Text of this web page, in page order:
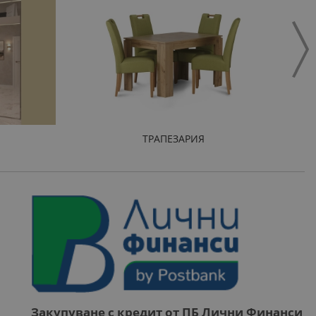
ТРАПЕЗАРИЯ
Закупуване с кредит от ПБ Лични Финанси